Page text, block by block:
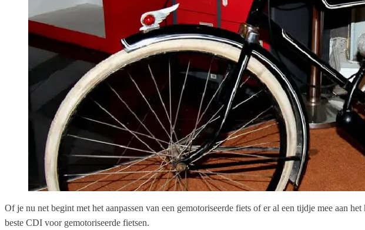
Of je nu net begint met het aanpassen van een gemotoriseerde fiets of er al een tijdje mee aan
beste CDI voor gemotoriseerde fietsen.